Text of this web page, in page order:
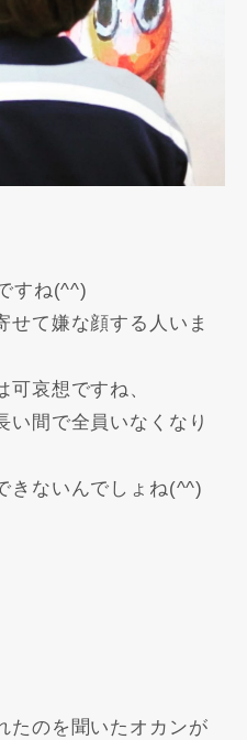
すね(^^)
せて嫌な顔する人いま
可哀想ですね、
い間で全員いなくなり
きないんでしょね(^^)
たのを聞いたオカンが